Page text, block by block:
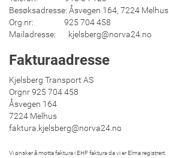
Besøksadresse: Åsvegen 164, 7224 Melhus
Org.nr: 925 704 458
Mailadresse: kjelsberg@norva24.no
Fakturaadresse
Kjelsberg Transport AS
Orgnr 925 704 458
Åsvegen 164
7224 Melhus
faktura.kjelsberg@norva24.no
Vi ønsker å motta faktura i EHF faktura da vi er Elma registrert.